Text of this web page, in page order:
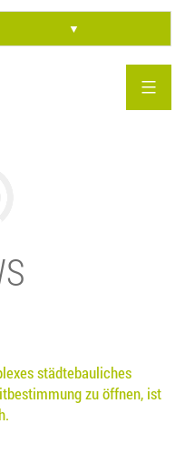
▼
städtebauliches
zu öffnen, ist